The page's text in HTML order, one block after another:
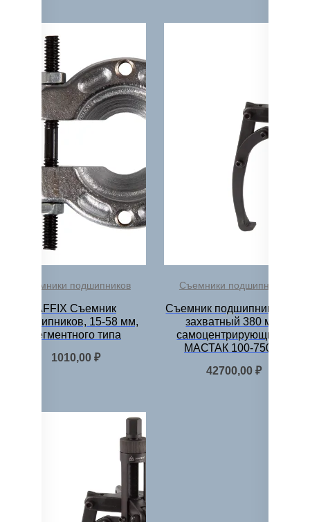
Съемники подшипников
AFFIX Съемник
подшипников, 15-58 мм,
сегментного типа
1010,00₽
Съемники подшипников
Съемник подшипников 3-х
захватный 380 мм,
самоцентрирующийся
МАСТАК 100-75015
42700,00₽